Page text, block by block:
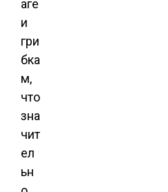
аге
и
гри
бка
м,
что
зна
чит
ел
ьн